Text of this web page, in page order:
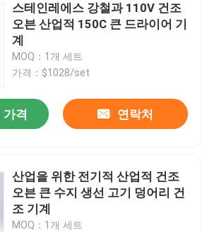
스테인레에스 강철과 110V 건조
오븐 산업적 150C 큰 드라이어 기
계
MOQ：1개 세트
가격：$1028/set
가격 연락처
산업을 위한 전기적 산업적 건조
오븐 큰 수지 생선 고기 덩어리 건
조 기계
MOQ：1개 세트